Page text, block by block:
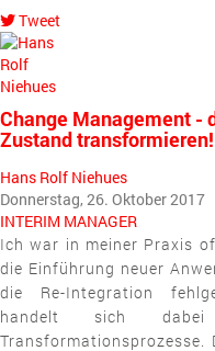
Tweet
pinterest
Change Management -
Zustand transformieren!
Hans Rolf Niehues
Donnerstag, 26. Oktober 2017
INTERIM MANAGER
Ich war in meiner Praxis
die Einführung neuer
die Re-Integration
handelt sich